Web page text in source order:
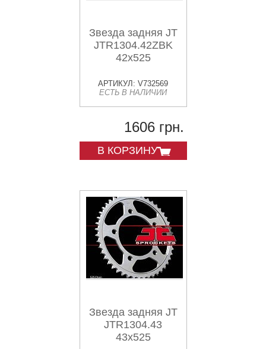
Звезда задняя JT
JTR1304.42ZBK
42x525
АРТИКУЛ: V732569
ЕСТЬ В НАЛИЧИИ
1606 грн.
В КОРЗИНУ
Звезда задняя JT
JTR1304.43
43x525